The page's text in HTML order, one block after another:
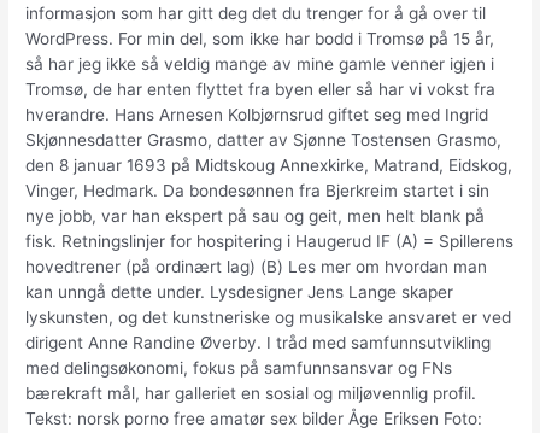
informasjon som har gitt deg det du trenger for å gå over til
WordPress. For min del, som ikke har bodd i Tromsø på 15 år,
så har jeg ikke så veldig mange av mine gamle venner igjen i
Tromsø, de har enten flyttet fra byen eller så har vi vokst fra
hverandre. Hans Arnesen Kolbjørnsrud giftet seg med Ingrid
Skjønnesdatter Grasmo, datter av Sjønne Tostensen Grasmo,
den 8 januar 1693 på Midtskoug Annexkirke, Matrand, Eidskog,
Vinger, Hedmark. Da bondesønnen fra Bjerkreim startet i sin
nye jobb, var han ekspert på sau og geit, men helt blank på
fisk. Retningslinjer for hospitering i Haugerud IF (A) = Spillerens
hovedtrener (på ordinært lag) (B) Les mer om hvordan man
kan unngå dette under. Lysdesigner Jens Lange skaper
lyskunsten, og det kunstneriske og musikalske ansvaret er ved
dirigent Anne Randine Øverby. I tråd med samfunnsutvikling
med delingsøkonomi, fokus på samfunnsansvar og FNs
bærekraft mål, har galleriet en sosial og miljøvennlig profil.
Tekst: norsk porno free amatør sex bilder Åge Eriksen Foto: